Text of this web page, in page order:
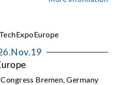
Congress Bremen, Germany